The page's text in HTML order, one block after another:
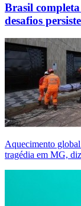
Brasil
desafios
Aquecimento
tragédia em MG,